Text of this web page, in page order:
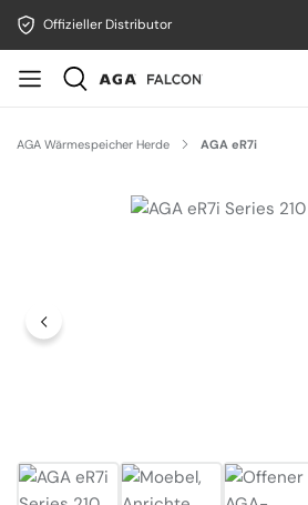
Offizieller Distributor
AGA Wärmespeicher Herde AGA eR7i
Bildergalerie überspringen